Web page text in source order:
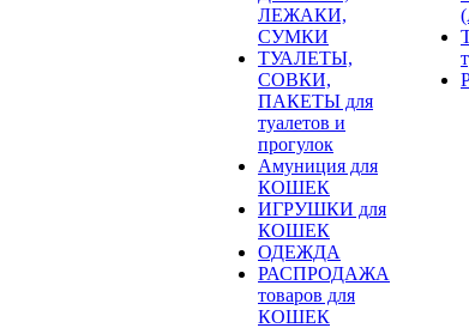
ЛЕЖАКИ,
СУМКИ
ТУАЛЕТЫ,
СОВКИ,
ПАКЕТЫ для
туалетов и
прогулок
Амуниция для
КОШЕК
ИГРУШКИ для
КОШЕК
ОДЕЖДА
РАСПРОДАЖА
товаров для
КОШЕК